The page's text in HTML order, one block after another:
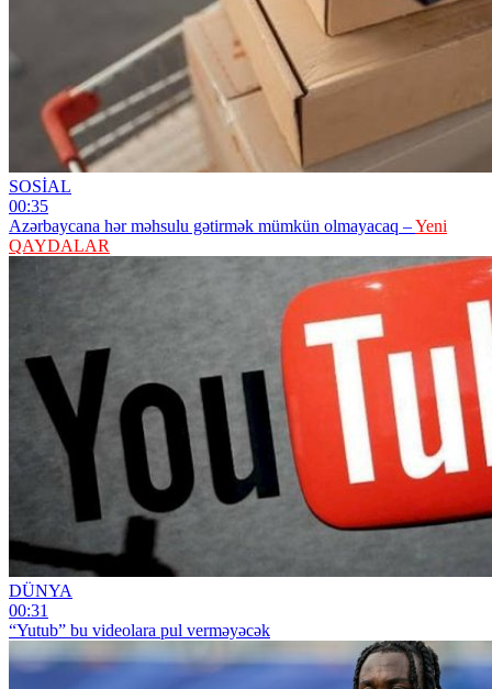
SOSİAL
00:35
Azərbaycana hər məhsulu gətirmək mümkün olmayacaq –Yeni
QAYDALAR
DÜNYA
00:31
“Yutub” bu videolara pul verməyəcək